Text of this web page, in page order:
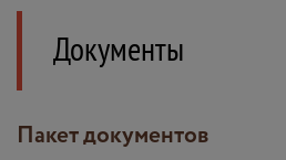
Документы
пакет документов